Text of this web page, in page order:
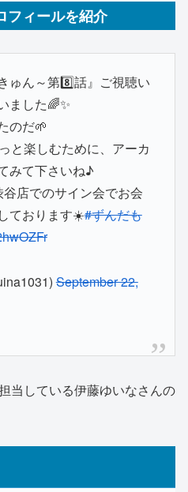
フィールを紹介
ゅん～第8️⃣話』ご視聴い
ました🌈✨
のだ🌱
と楽しむために、アーカ
みて下さいね♪
店でのサイン会でお会
ております☀️#ずんだも
September 22,
当している伊藤ゆいなさんの